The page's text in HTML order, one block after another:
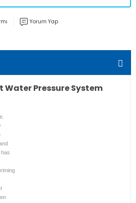
Yorum Yap
Pressure System